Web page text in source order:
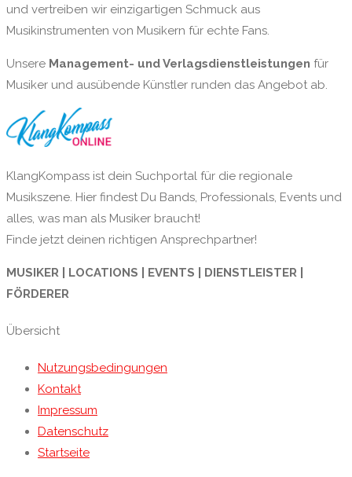
und vertreiben wir einzigartigen Schmuck aus
Musikinstrumenten von Musikern für echte Fans.
Unsere Management- und Verlagsdienstleistungen für
Musiker und ausübende Künstler runden das Angebot ab.
KlangKompass ist dein Suchportal für die regionale
Musikszene. Hier findest Du Bands, Professionals, Events und
alles, was man als Musiker braucht!
Finde jetzt deinen richtigen Ansprechpartner!
MUSIKER | LOCATIONS | EVENTS | DIENSTLEISTER |
FÖRDERER
Übersicht
Nutzungsbedingungen
Kontakt
Impressum
Datenschutz
Startseite